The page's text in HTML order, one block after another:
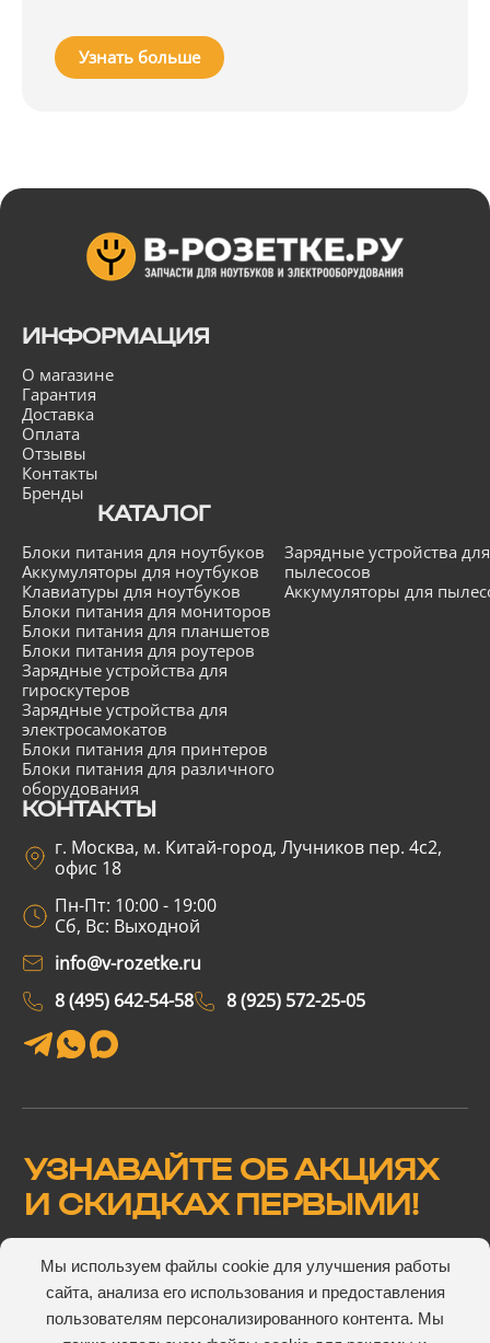
Мы используем файлы cookie для улучшения работы
сайта, анализа его использования и предоставления
пользователям персонализированного контента. Мы
Узнать больше
ИНФОРМАЦИЯ
О магазине
Гарантия
Доставка
Оплата
Отзывы
Контакты
Бренды
КАТАЛОГ
Блоки питания для ноутбуков
Аккумуляторы для ноутбуков
Клавиатуры для ноутбуков
Блоки питания для мониторов
Блоки питания для планшетов
Блоки питания для роутеров
Зарядные устройства для
гироскутеров
Зарядные устройства для
электросамокатов
Блоки питания для принтеров
Блоки питания для различного
оборудования
Зарядные устройства для
пылесосов
Аккумуляторы для
КОНТАКТЫ
г. Москва, м. Китай-город, Лучников пер. 4с2,
офис 18
Пн-Пт: 10:00 - 19:00
Сб, Вс: Выходной
info@v-rozetke.ru
8 (495) 642-54-58
8 (925) 572-25-05
УЗНАВАЙТЕ ОБ АКЦИЯХ
И СКИДКАХ ПЕРВЫМИ!
Подтверждаю, что ознакомлен(а) и согласен(а) с
пользовательского соглашения